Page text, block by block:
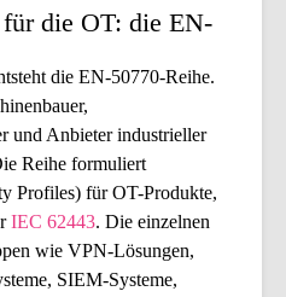
die OT: die EN-
die EN-50770-Reihe.
und Anbieter industrieller
Reihe formuliert
Profiles) für OT-Produkte,
IEC 62443. Die einzelnen
wie VPN-Lösungen,
SIEM-Systeme,